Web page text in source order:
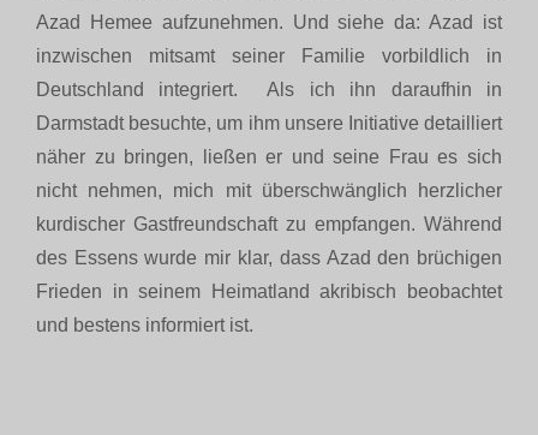
Azad Hemee aufzunehmen. Und siehe da: Azad ist
inzwischen mitsamt seiner Familie vorbildlich in
Deutschland integriert. Als ich ihn daraufhin in
Darmstadt besuchte, um ihm unsere Initiative detailliert
näher zu bringen, ließen er und seine Frau es sich
nicht nehmen, mich mit überschwänglich herzlicher
kurdischer Gastfreundschaft zu empfangen. Während
des Essens wurde mir klar, dass Azad den brüchigen
Frieden in seinem Heimatland akribisch beobachtet
und bestens informiert ist.